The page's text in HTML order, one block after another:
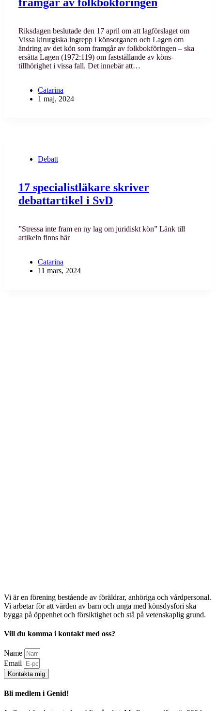
Riksdagen beslutade den 17 april om att lagförslaget om
Vissa kirurgiska ingrepp i könsorganen och Lagen om
ändring av det kön som framgår av folkbokföringen – ska
ersätta Lagen (1972:119) om fastställande av köns-
tillhörighet i vissa fall. Det innebär att…
Catarina
1 maj, 2024
Debatt
17 specialistläkare skriver
debattartikel i SvD
”Stressa inte fram en ny lag om juridiskt kön” Länk till
artikeln finns här
Catarina
11 mars, 2024
Vi är en förening bestående av föräldrar, anhöriga och vårdpersonal.
Vi arbetar för att vården av barn och unga med könsdysfori ska
bygga på öppenhet och försiktighet och stå på vetenskaplig grund.
Vill du komma i kontakt med oss?
Name
Email
Kontakta mig
Bli medlem i Genid!